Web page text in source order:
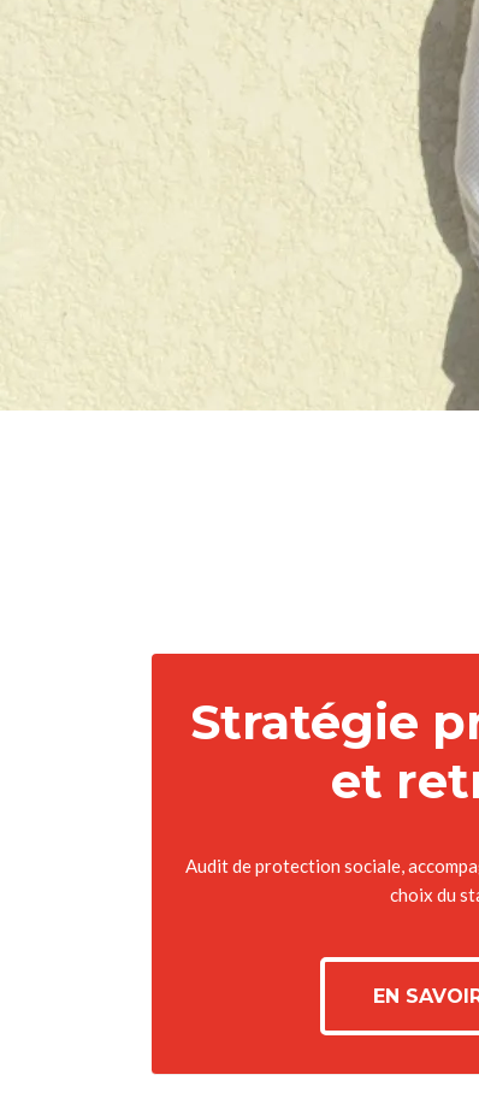
Stratégie
et
Audit de protection sociale,
choix du
EN